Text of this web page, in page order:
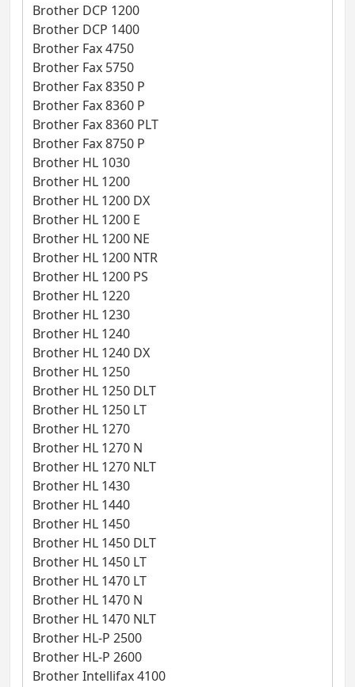
Brother DCP 1200
Brother DCP 1400
Brother Fax 4750
Brother Fax 5750
Brother Fax 8350 P
Brother Fax 8360 P
Brother Fax 8360 PLT
Brother Fax 8750 P
Brother HL 1030
Brother HL 1200
Brother HL 1200 DX
Brother HL 1200 E
Brother HL 1200 NE
Brother HL 1200 NTR
Brother HL 1200 PS
Brother HL 1220
Brother HL 1230
Brother HL 1240
Brother HL 1240 DX
Brother HL 1250
Brother HL 1250 DLT
Brother HL 1250 LT
Brother HL 1270
Brother HL 1270 N
Brother HL 1270 NLT
Brother HL 1430
Brother HL 1440
Brother HL 1450
Brother HL 1450 DLT
Brother HL 1450 LT
Brother HL 1470 LT
Brother HL 1470 N
Brother HL 1470 NLT
Brother HL-P 2500
Brother HL-P 2600
Brother Intellifax 4100